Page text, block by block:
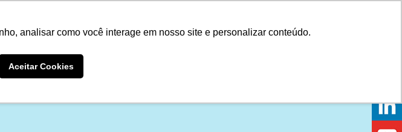
analisar como você interage em nosso site e personalizar conteúdo.
Aceitar Cookies